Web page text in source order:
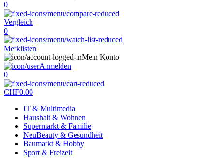
0
Vergleich
0
Merklisten
Mein Konto
Anmelden
0
CHF0.00
IT & Multimedia
Haushalt & Wohnen
Supermarkt & Familie
NeuBeauty & Gesundheit
Baumarkt & Hobby
Sport & Freizeit